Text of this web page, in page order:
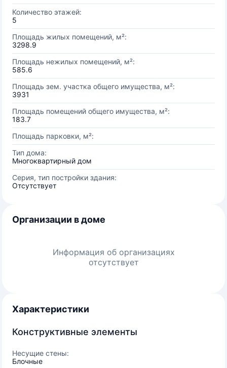
Количество этажей:
5
Площадь жилых помещений, м²:
3298.9
Площадь нежилых помещений, м²:
585.6
Площадь зем. участка общего имущества, м²:
3931
Площадь помещений общего имущества, м²:
183.7
Площадь парковки, м²:
Тип дома:
Многоквартирный дом
Серия, тип постройки здания:
Отсутствует
Организации в доме
Информация об организациях
отсутствует
Характеристики
Конструктивные элементы
Несущие стены:
Блочные